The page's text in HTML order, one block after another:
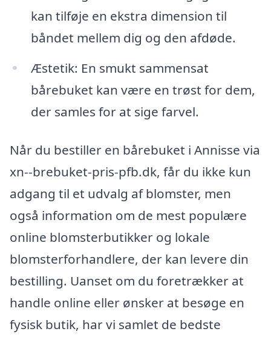
kan tilføje en ekstra dimension til
båndet mellem dig og den afdøde.
Æstetik: En smukt sammensat
bårebuket kan være en trøst for dem,
der samles for at sige farvel.
Når du bestiller en bårebuket i Annisse via
xn--brebuket-pris-pfb.dk, får du ikke kun
adgang til et udvalg af blomster, men
også information om de mest populære
online blomsterbutikker og lokale
blomsterforhandlere, der kan levere din
bestilling. Uanset om du foretrækker at
handle online eller ønsker at besøge en
fysisk butik, har vi samlet de bedste